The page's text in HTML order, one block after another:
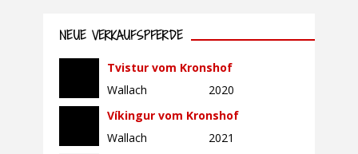
NEUE VERKAUFSPFERDE
Tvistur vom Kronshof
Wallach
2020
Víkingur vom Kronshof
Wallach
2021